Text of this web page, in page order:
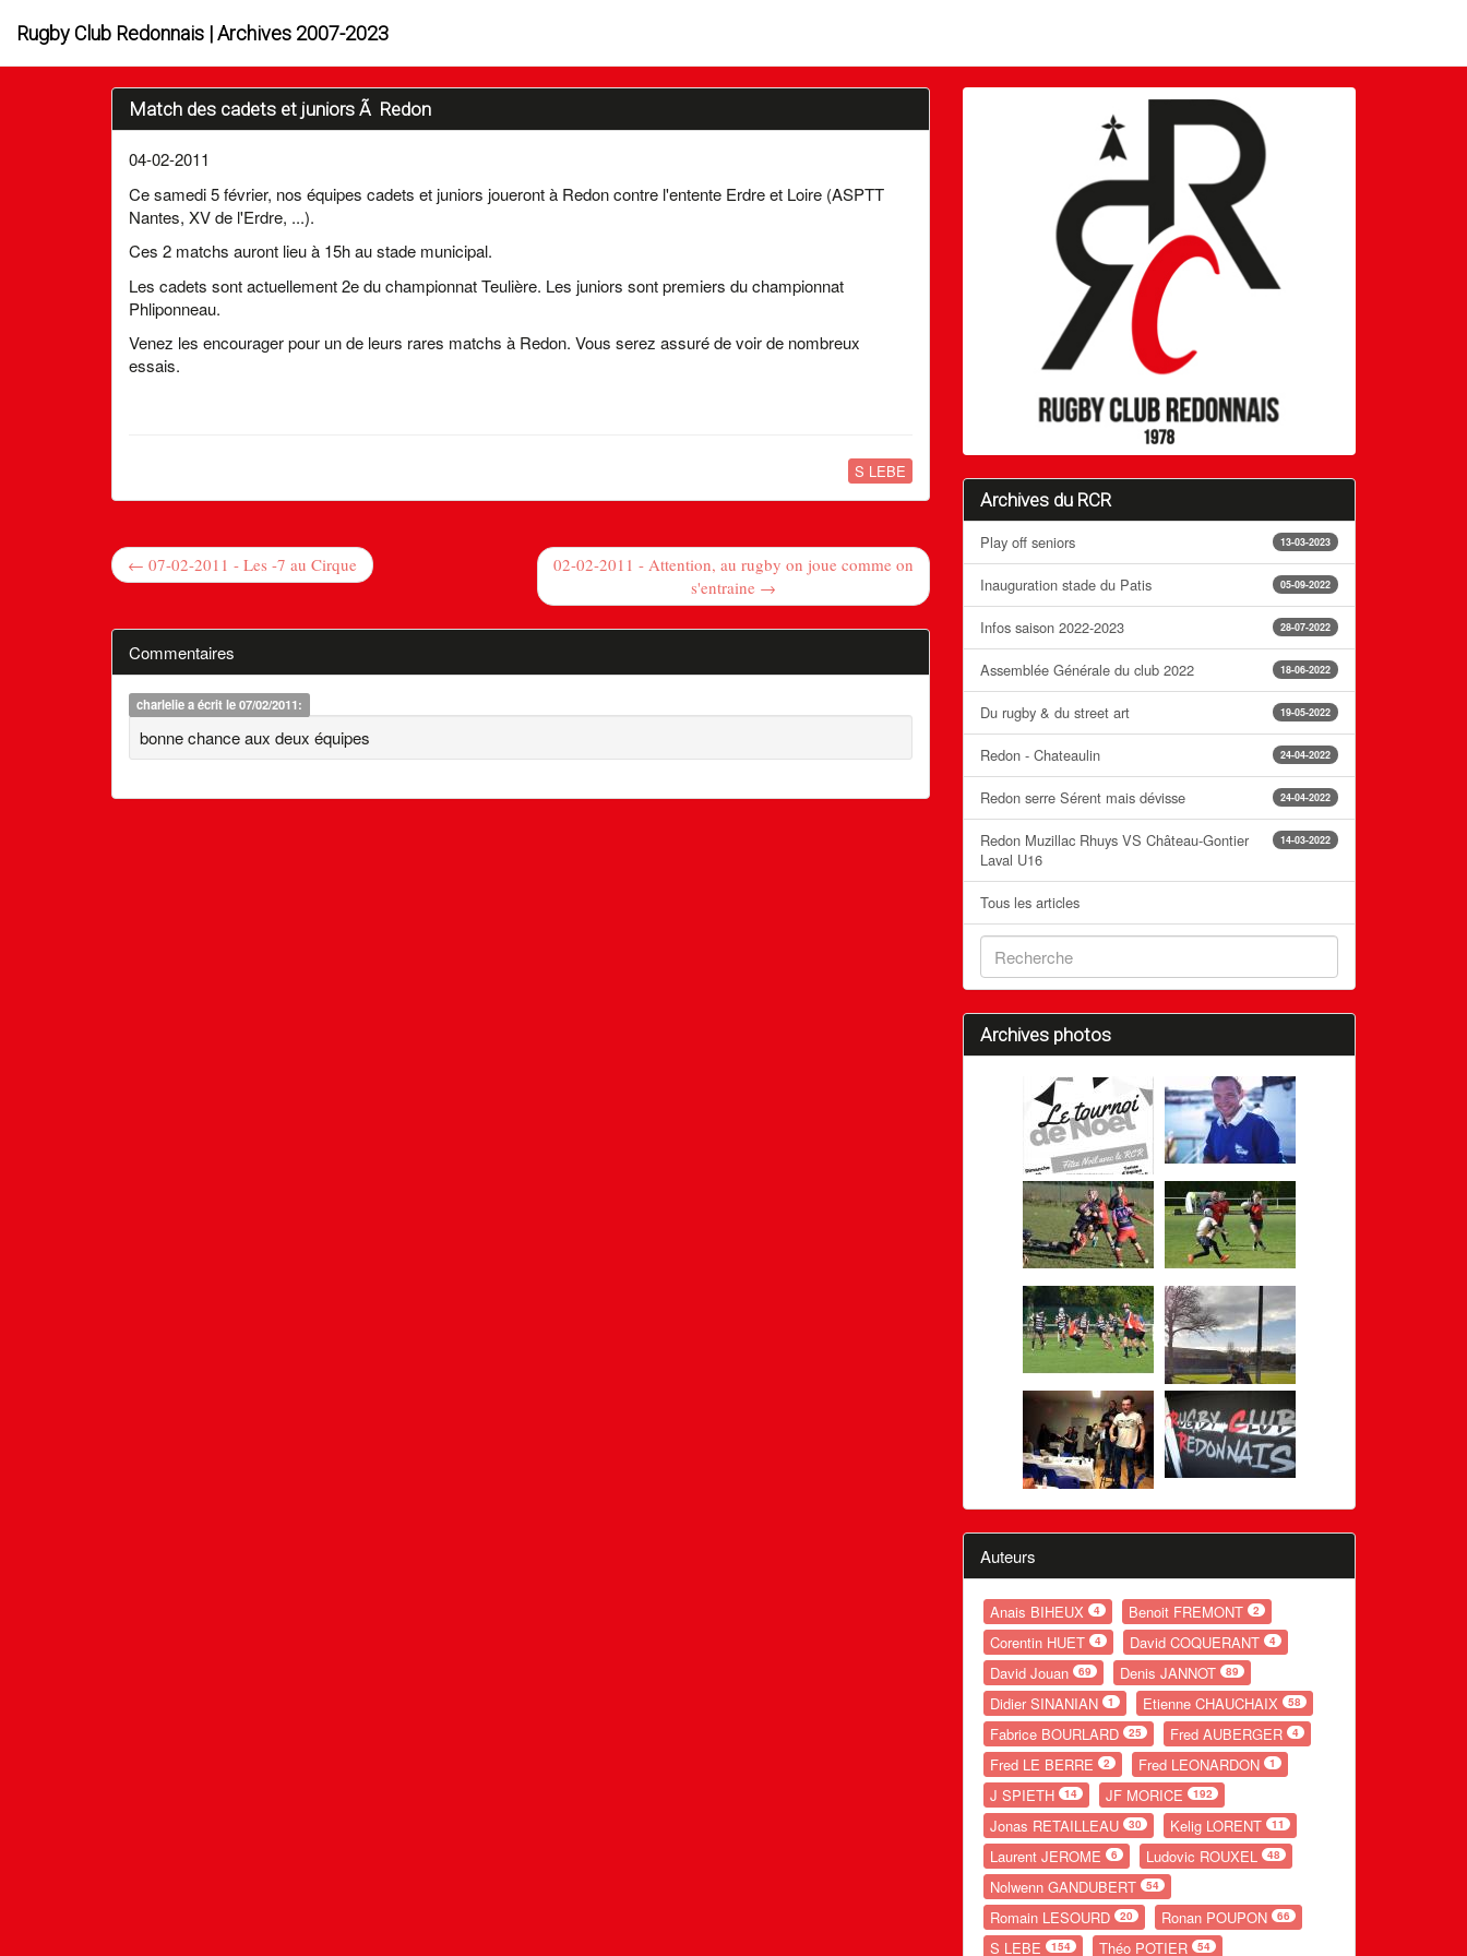
Rugby Club Redonnais | Archives 2007-2023
Match des cadets et juniors Ã Redon
04-02-2011
Ce samedi 5 février, nos équipes cadets et juniors joueront à Redon contre l'entente Erdre et Loire (ASPTT
Nantes, XV de l'Erdre, ...).
Ces 2 matchs auront lieu à 15h au stade municipal.
Les cadets sont actuellement 2e du championnat Teulière. Les juniors sont premiers du championnat
Phliponneau.
Venez les encourager pour un de leurs rares matchs à Redon. Vous serez assuré de voir de nombreux
essais.
S LEBE
← 07-02-2011 - Les -7 au Cirque
02-02-2011 - Attention, au rugby on joue comme on
s'entraine →
Commentaires
charleliea écrit le 07/02/2011:
bonne chance aux deux équipes
Archives du RCR
13-03-2023
Play off seniors
05-09-2022
Inauguration stade du Patis
28-07-2022
Infos saison 2022-2023
18-06-2022
Assemblée Générale du club 2022
19-05-2022
Du rugby & du street art
24-04-2022
Redon - Chateaulin
24-04-2022
Redon serre Sérent mais dévisse
14-03-2022
Redon Muzillac Rhuys VS Château-Gontier
Laval U16
Tous les articles
Archives photos
Auteurs
Anais BIHEUX 4 Benoit FREMONT 2
Corentin HUET 4 David COQUERANT 4
David Jouan 69 Denis JANNOT 89
Didier SINANIAN 1 Etienne CHAUCHAIX 58
Fabrice BOURLARD 25 Fred AUBERGER 4
Fred LE BERRE 2 Fred LEONARDON 1
J SPIETH 14 JF MORICE 192
Jonas RETAILLEAU 30 Kelig LORENT 11
Laurent JEROME 6 Ludovic ROUXEL 48
Nolwenn GANDUBERT 54
Romain LESOURD 20 Ronan POUPON 66
S LEBE 154 Théo POTIER 54